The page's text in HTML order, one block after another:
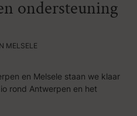
MELSELE
ondersteuning
en Melsele staan we klaar
rond Antwerpen en het